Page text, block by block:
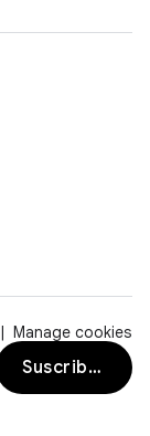
Manage cookies
Suscribirse